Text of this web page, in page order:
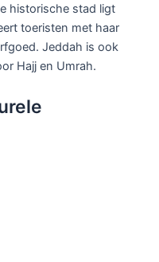
historische stad ligt
toeristen met haar
Jeddah is ook
Hajj en Umrah.